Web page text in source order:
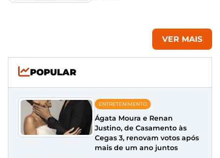
VER MAIS
POPULAR
ENTRETENIMENTO
Ágata Moura e Renan
Justino, de Casamento às
Cegas 3, renovam votos após
mais de um ano juntos